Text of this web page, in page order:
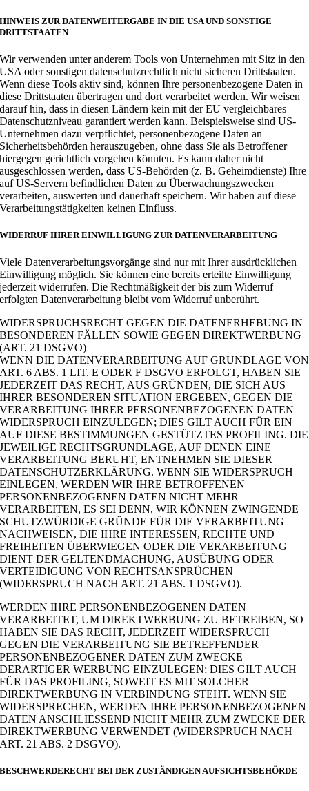
HINWEIS ZUR DATENWEITERGABE IN DIE USA UND SONSTIGE
DRITTSTAATEN
Wir verwenden unter anderem Tools von Unternehmen mit Sitz in den
USA oder sonstigen datenschutzrechtlich nicht sicheren Drittstaaten.
Wenn diese Tools aktiv sind, können Ihre personenbezogene Daten in
diese Drittstaaten übertragen und dort verarbeitet werden. Wir weisen
darauf hin, dass in diesen Ländern kein mit der EU vergleichbares
Datenschutzniveau garantiert werden kann. Beispielsweise sind US-
Unternehmen dazu verpflichtet, personenbezogene Daten an
Sicherheitsbehörden herauszugeben, ohne dass Sie als Betroffener
hiergegen gerichtlich vorgehen könnten. Es kann daher nicht
ausgeschlossen werden, dass US-Behörden (z. B. Geheimdienste) Ihre
auf US-Servern befindlichen Daten zu Überwachungszwecken
verarbeiten, auswerten und dauerhaft speichern. Wir haben auf diese
Verarbeitungstätigkeiten keinen Einfluss.
WIDERRUF IHRER EINWILLIGUNG ZUR DATENVERARBEITUNG
Viele Datenverarbeitungsvorgänge sind nur mit Ihrer ausdrücklichen
Einwilligung möglich. Sie können eine bereits erteilte Einwilligung
jederzeit widerrufen. Die Rechtmäßigkeit der bis zum Widerruf
erfolgten Datenverarbeitung bleibt vom Widerruf unberührt.
WIDERSPRUCHSRECHT GEGEN DIE DATENERHEBUNG IN
BESONDEREN FÄLLEN SOWIE GEGEN DIREKTWERBUNG
(ART. 21 DSGVO)
WENN DIE DATENVERARBEITUNG AUF GRUNDLAGE VON
ART. 6 ABS. 1 LIT. E ODER F DSGVO ERFOLGT, HABEN SIE
JEDERZEIT DAS RECHT, AUS GRÜNDEN, DIE SICH AUS
IHRER BESONDEREN SITUATION ERGEBEN, GEGEN DIE
VERARBEITUNG IHRER PERSONENBEZOGENEN DATEN
WIDERSPRUCH EINZULEGEN; DIES GILT AUCH FÜR EIN
AUF DIESE BESTIMMUNGEN GESTÜTZTES PROFILING. DIE
JEWEILIGE RECHTSGRUNDLAGE, AUF DENEN EINE
VERARBEITUNG BERUHT, ENTNEHMEN SIE DIESER
DATENSCHUTZERKLÄRUNG. WENN SIE WIDERSPRUCH
EINLEGEN, WERDEN WIR IHRE BETROFFENEN
PERSONENBEZOGENEN DATEN NICHT MEHR
VERARBEITEN, ES SEI DENN, WIR KÖNNEN ZWINGENDE
SCHUTZWÜRDIGE GRÜNDE FÜR DIE VERARBEITUNG
NACHWEISEN, DIE IHRE INTERESSEN, RECHTE UND
FREIHEITEN ÜBERWIEGEN ODER DIE VERARBEITUNG
DIENT DER GELTENDMACHUNG, AUSÜBUNG ODER
VERTEIDIGUNG VON RECHTSANSPRÜCHEN
(WIDERSPRUCH NACH ART. 21 ABS. 1 DSGVO).
WERDEN IHRE PERSONENBEZOGENEN DATEN
VERARBEITET, UM DIREKTWERBUNG ZU BETREIBEN, SO
HABEN SIE DAS RECHT, JEDERZEIT WIDERSPRUCH
GEGEN DIE VERARBEITUNG SIE BETREFFENDER
PERSONENBEZOGENER DATEN ZUM ZWECKE
DERARTIGER WERBUNG EINZULEGEN; DIES GILT AUCH
FÜR DAS PROFILING, SOWEIT ES MIT SOLCHER
DIREKTWERBUNG IN VERBINDUNG STEHT. WENN SIE
WIDERSPRECHEN, WERDEN IHRE PERSONENBEZOGENEN
DATEN ANSCHLIESSEND NICHT MEHR ZUM ZWECKE DER
DIREKTWERBUNG VERWENDET (WIDERSPRUCH NACH
ART. 21 ABS. 2 DSGVO).
BESCHWERDE­RECHT BEI DER ZUSTÄNDIGEN AUFSICHTS­BEHÖRDE